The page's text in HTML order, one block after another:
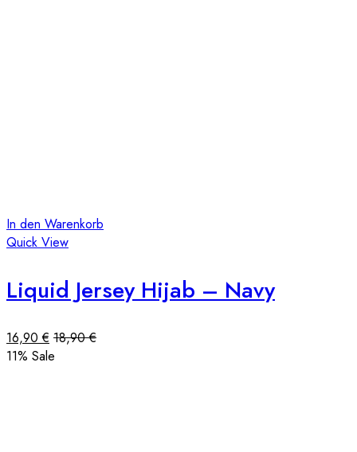
In den Warenkorb
Quick View
Liquid Jersey Hijab – Navy
16,90€ 18,90€
11% Sale